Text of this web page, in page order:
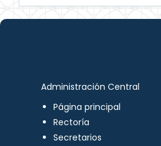
Administración Central
Página principal
Rectoría
Secretarios